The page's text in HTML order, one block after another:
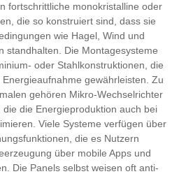
fortschrittliche monokristalline oder
die so konstruiert sind, dass sie
wie Hagel, Wind und
standhalten. Die Montagesysteme
oder Stahlkonstruktionen, die
gewährleisten. Zu
gehören Mikro-Wechselrichter
die Energieproduktion auch bei
Viele Systeme verfügen über
die es Nutzern
über mobile Apps und
Die Panels selbst weisen oft anti-